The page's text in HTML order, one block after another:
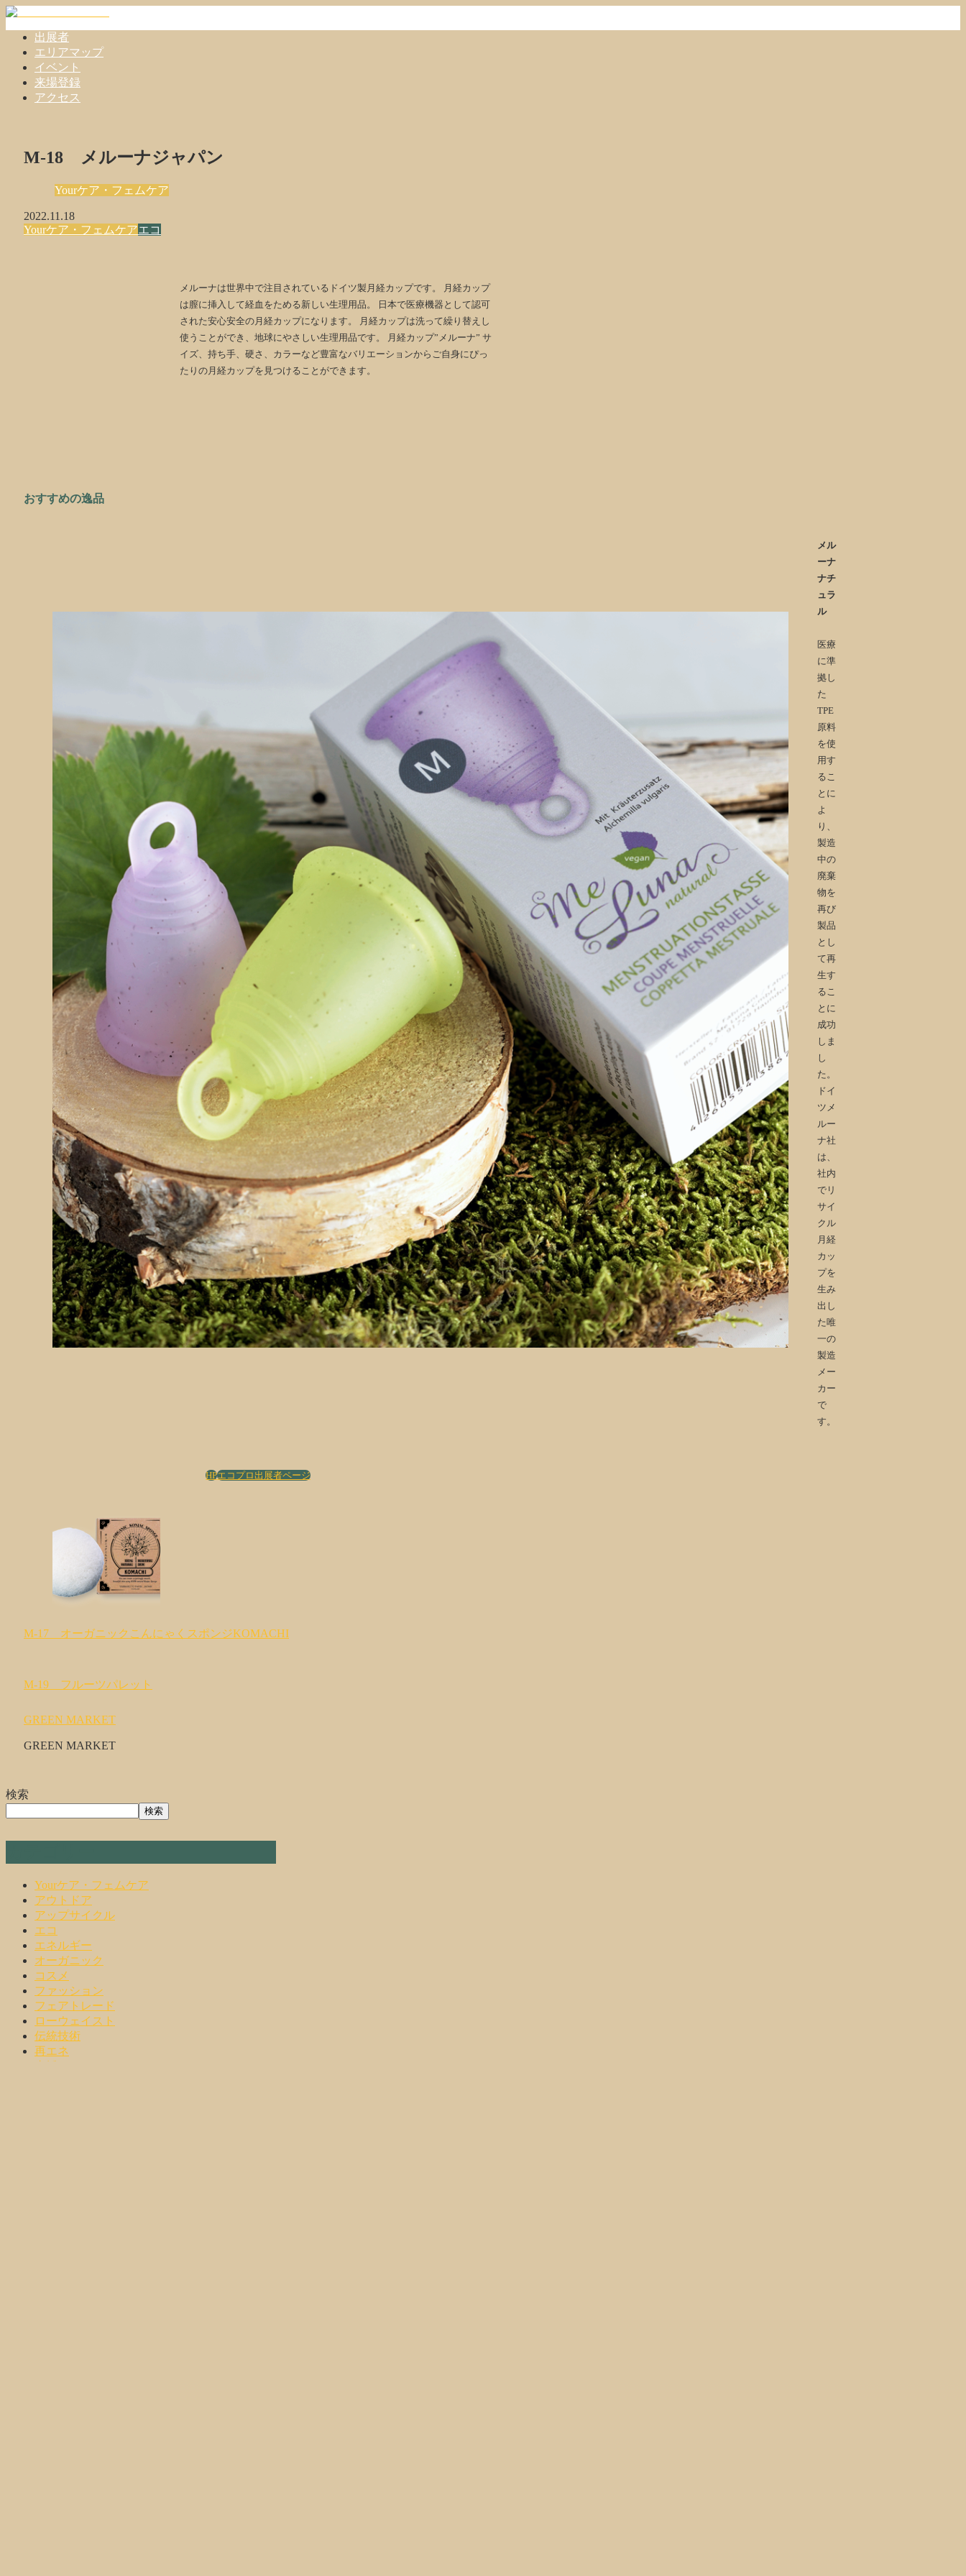
出展者
エリアマップ
イベント
来場登録
アクセス
M-18 メルーナジャパン
Yourケア・フェムケア
2022.11.18
Yourケア・フェムケアエコ
メルーナは世界中で注目されているドイツ製月経カップです。 月経カップ
は膣に挿入して経血をためる新しい生理用品。 日本で医療機器として認可
された安心安全の月経カップになります。 月経カップは洗って繰り替えし
使うことができ、地球にやさしい生理用品です。 月経カップ”メルーナ” サ
イズ、持ち手、硬さ、カラーなど豊富なバリエーションからご自身にぴっ
たりの月経カップを見つけることができます。
おすすめの逸品
メル
ーナ
ナチ
ュラ
ル
医療
に準
拠し
た
TPE
原料
を使
用す
るこ
とに
よ
り、
製造
中の
廃棄
物を
再び
製品
とし
て再
生す
るこ
とに
成功
しま
し
た。
ドイ
ツメ
ルー
ナ社
は、
社内
でリ
サイ
クル
月経
カッ
プを
生み
出し
た唯
一の
製造
メー
カー
で
す。
HPエコプロ出展者ページ
M-17 オーガニックこんにゃくスポンジKOMACHI
M-19 フルーツパレット
GREEN MARKET
GREEN MARKET
検索
検索
Yourケア・フェムケア
アウトドア
アップサイクル
エコ
エネルギー
オーガニック
コスメ
ファッション
フェアトレード
ローウェイスト
伝統技術
再エネ